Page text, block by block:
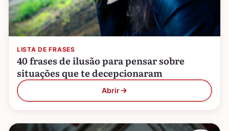
LISTA DE FRASES
40 frases de ilusão para pensar sobre
situações que te decepcionaram
Abrir